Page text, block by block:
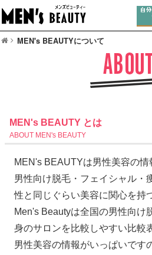
MEN's BEAUTYについて
MEN's BEAUTY とは
ABOUT MEN's BEAUTY
MEN's BEAUTYは男性美容の情
男性向け脱毛・フェイシャル・
性と同じぐらい美容に関心を持
Men's Beautyは全国の男性向け
身のサロンを比較しやすい比較
男性美容の情報がいっぱいです